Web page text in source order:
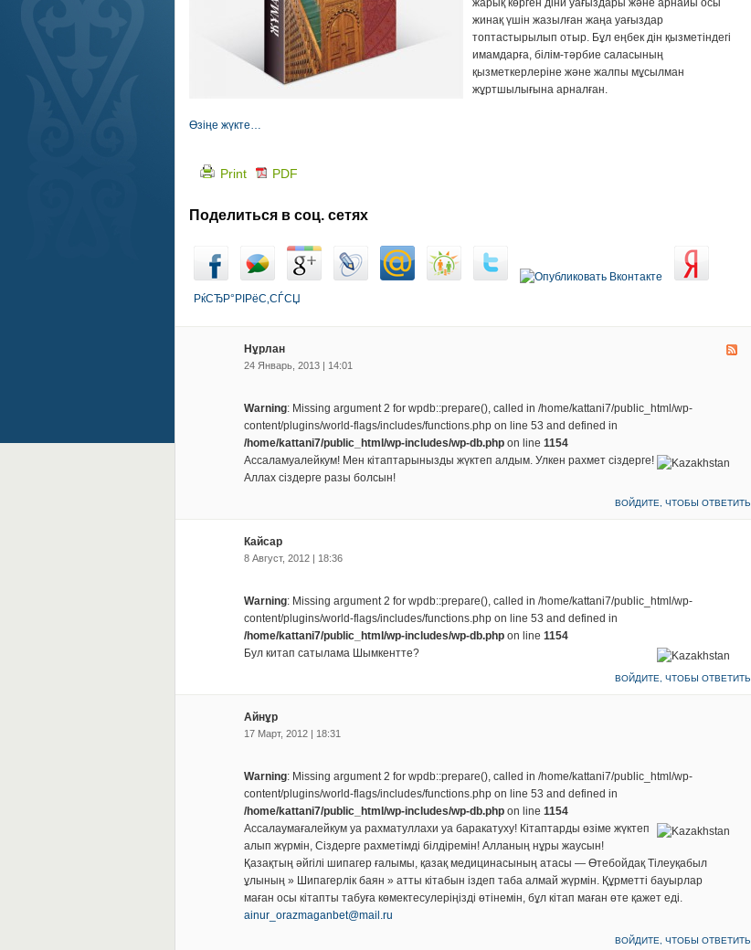
жарық көрген діни уағыздары және арнайы осы
жинақ үшін жазылған жаңа уағыздар
топтастырылып отыр. Бұл еңбек дін қызметіндегі
имамдарға, білім-тәрбие саласының
қызметкерлеріне және жалпы мұсылман
жұртшылығына арналған.
Өзіңе жүкте…
Print PDF
Поделиться в соц. сетях
РќСЂР°РІРёС‚СЃСЏ
Нұрлан
24 Январь, 2013 | 14:01
Warning: Missing argument 2 for wpdb::prepare(), called in /home/kattani7/public_html/wp-
content/plugins/world-flags/includes/functions.php on line 53 and defined in
/home/kattani7/public_html/wp-includes/wp-db.phpon line 1154
Ассаламуалейкум! Мен кітаптарынызды жүктеп алдым. Улкен рахмет сіздерге!
Аллах сіздерге разы болсын!
ВОЙДИТЕ, ЧТОБЫ ОТВЕТИТЬ
Кайсар
8 Август, 2012 | 18:36
Warning: Missing argument 2 for wpdb::prepare(), called in /home/kattani7/public_html/wp-
content/plugins/world-flags/includes/functions.php on line 53 and defined in
/home/kattani7/public_html/wp-includes/wp-db.phpon line 1154
Бул китап сатылама Шымкентте?
ВОЙДИТЕ, ЧТОБЫ ОТВЕТИТЬ
Айнұр
17 Март, 2012 | 18:31
Warning: Missing argument 2 for wpdb::prepare(), called in /home/kattani7/public_html/wp-
content/plugins/world-flags/includes/functions.php on line 53 and defined in
/home/kattani7/public_html/wp-includes/wp-db.phpon line 1154
Ассалаумағалейкум уа рахматуллахи уа баракатуху! Кітаптарды өзіме жүктеп
алып жүрмін, Сіздерге рахметімді білдіремін! Алланың нұры жаусын!
Қазақтың әйгілі шипагер ғалымы, қазақ медицинасының атасы — Өтебойдақ Тілеуқабыл
ұлының » Шипагерлік баян » атты кітабын іздеп таба алмай жүрмін. Құрметті бауырлар
маған осы кітапты табуға көмектесулеріңізді өтінемін, бұл кітап маған өте қажет еді.
ainur_orazmaganbet@mail.ru
ВОЙДИТЕ, ЧТОБЫ ОТВЕТИТЬ